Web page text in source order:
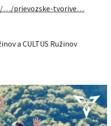
…/prievozske-tvorive…
a CULTUS Ružinov